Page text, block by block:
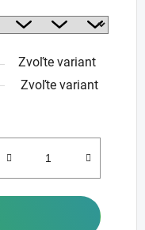
Zvoľte variant
Zvoľte variant